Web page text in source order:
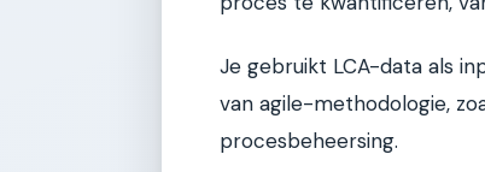
Je gebruikt LCA-data als
van agile-methodologie,
procesbeheersing.